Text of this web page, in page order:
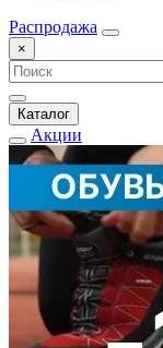
Распродажа
×
Каталог
Акции